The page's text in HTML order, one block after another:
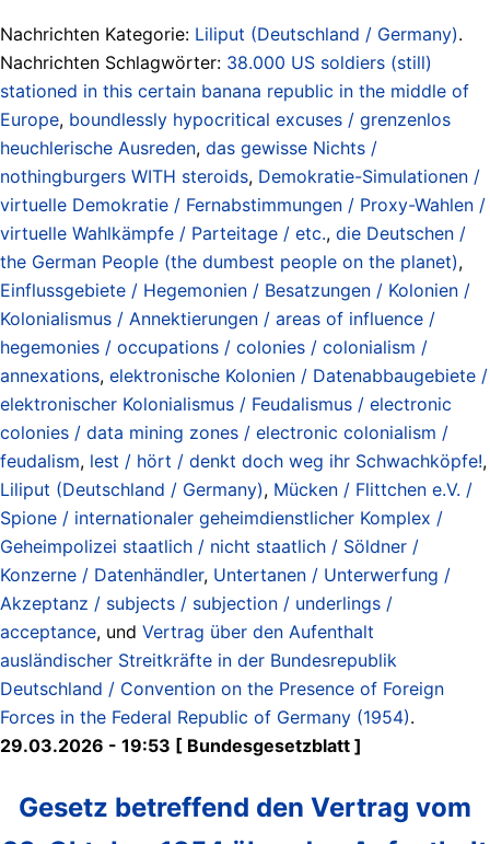
Nachrichten Kategorie: Liliput (Deutschland / Germany).
Nachrichten Schlagwörter: 38.000 US soldiers (still)
stationed in this certain banana republic in the middle of
Europe, boundlessly hypocritical excuses / grenzenlos
heuchlerische Ausreden, das gewisse Nichts /
nothingburgers WITH steroids, Demokratie-Simulationen /
virtuelle Demokratie / Fernabstimmungen / Proxy-Wahlen /
virtuelle Wahlkämpfe / Parteitage / etc., die Deutschen /
the German People (the dumbest people on the planet),
Einflussgebiete / Hegemonien / Besatzungen / Kolonien /
Kolonialismus / Annektierungen / areas of influence /
hegemonies / occupations / colonies / colonialism /
annexations, elektronische Kolonien / Datenabbaugebiete /
elektronischer Kolonialismus / Feudalismus / electronic
colonies / data mining zones / electronic colonialism /
feudalism, lest / hört / denkt doch weg ihr Schwachköpfe!,
Liliput (Deutschland / Germany), Mücken / Flittchen e.V. /
Spione / internationaler geheimdienstlicher Komplex /
Geheimpolizei staatlich / nicht staatlich / Söldner /
Konzerne / Datenhändler, Untertanen / Unterwerfung /
Akzeptanz / subjects / subjection / underlings /
acceptance, und Vertrag über den Aufenthalt
ausländischer Streitkräfte in der Bundesrepublik
Deutschland / Convention on the Presence of Foreign
Forces in the Federal Republic of Germany (1954).
29.03.2026 - 19:53 [ Bundesgesetzblatt ]
Gesetz betreffend den Vertrag vom